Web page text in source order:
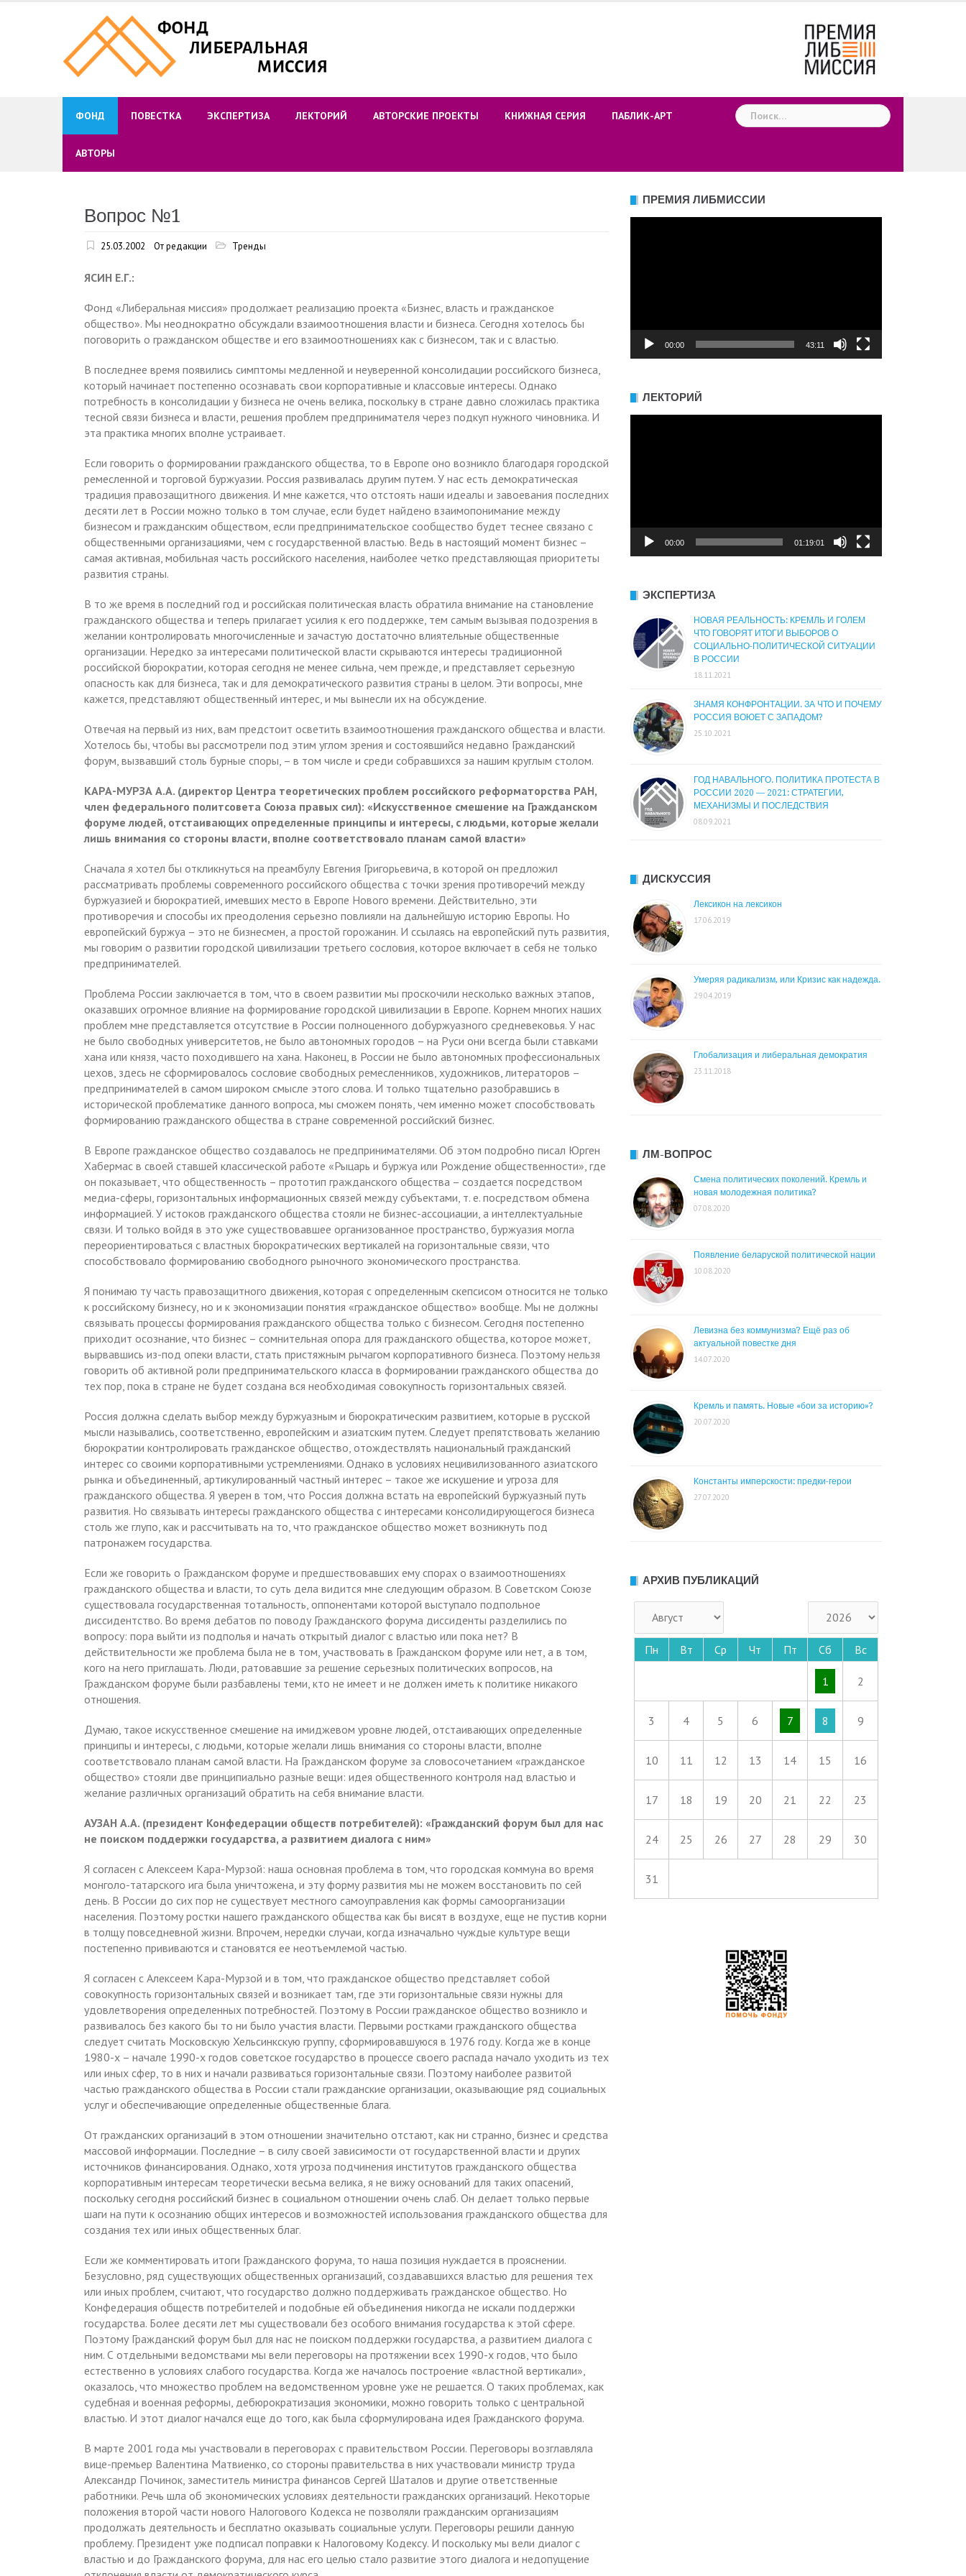
ФОНД ПОВЕСТКА ЭКСПЕРТИЗА ЛЕКТОРИЙ АВТОРСКИЕ ПРОЕКТЫ КНИЖНАЯ СЕРИЯ ПАБЛИК-АРТ
АВТОРЫ
Найти:
Вопрос №1
25.03.2002 От редакции Тренды
ЯСИН Е.Г.:
Фонд «Либеральная миссия» продолжает реализацию проекта «Бизнес, власть и гражданское
общество». Мы неоднократно обсуждали взаимоотношения власти и бизнеса. Сегодня хотелось бы
поговорить о гражданском обществе и его взаимоотношениях как с бизнесом, так и с властью.
В последнее время появились симптомы медленной и неуверенной консолидации российского бизнеса,
который начинает постепенно осознавать свои корпоративные и классовые интересы. Однако
потребность в консолидации у бизнеса не очень велика, поскольку в стране давно сложилась практика
тесной связи бизнеса и власти, решения проблем предпринимателя через подкуп нужного чиновника. И
эта практика многих вполне устраивает.
Если говорить о формировании гражданского общества, то в Европе оно возникло благодаря городской
ремесленной и торговой буржуазии. Россия развивалась другим путем. У нас есть демократическая
традиция правозащитного движения. И мне кажется, что отстоять наши идеалы и завоевания последних
десяти лет в России можно только в том случае, если будет найдено взаимопонимание между
бизнесом и гражданским обществом, если предпринимательское сообщество будет теснее связано с
общественными организациями, чем с государственной властью. Ведь в настоящий момент бизнес –
самая активная, мобильная часть российского населения, наиболее четко представляющая приоритеты
развития страны.
В то же время в последний год и российская политическая власть обратила внимание на становление
гражданского общества и теперь прилагает усилия к его поддержке, тем самым вызывая подозрения в
желании контролировать многочисленные и зачастую достаточно влиятельные общественные
организации. Нередко за интересами политической власти скрываются интересы традиционной
российской бюрократии, которая сегодня не менее сильна, чем прежде, и представляет серьезную
опасность как для бизнеса, так и для демократического развития страны в целом. Эти вопросы, мне
кажется, представляют общественный интерес, и мы вынесли их на обсуждение.
Отвечая на первый из них, вам предстоит осветить взаимоотношения гражданского общества и власти.
Хотелось бы, чтобы вы рассмотрели под этим углом зрения и состоявшийся недавно Гражданский
форум, вызвавший столь бурные споры, – в том числе и среди собравшихся за нашим круглым столом.
КАРА-МУРЗА А.А. (директор Центра теоретических проблем российского реформаторства РАН,
член федерального политсовета Союза правых сил): «Искусственное смешение на Гражданском
форуме людей, отстаивающих определенные принципы и интересы, с людьми, которые желали
лишь внимания со стороны власти, вполне соответствовало планам самой власти»
Сначала я хотел бы откликнуться на преамбулу Евгения Григорьевича, в которой он предложил
рассматривать проблемы современного российского общества с точки зрения противоречий между
буржуазией и бюрократией, имевших место в Европе Нового времени. Действительно, эти
противоречия и способы их преодоления серьезно повлияли на дальнейшую историю Европы. Но
европейский буржуа – это не бизнесмен, а простой горожанин. И ссылаясь на европейский путь развития,
мы говорим о развитии городской цивилизации третьего сословия, которое включает в себя не только
предпринимателей.
Проблема России заключается в том, что в своем развитии мы проскочили несколько важных этапов,
оказавших огромное влияние на формирование городской цивилизации в Европе. Корнем многих наших
проблем мне представляется отсутствие в России полноценного добуржуазного средневековья. У нас
не было свободных университетов, не было автономных городов – на Руси они всегда были ставками
хана или князя, часто походившего на хана. Наконец, в России не было автономных профессиональных
цехов, здесь не сформировалось сословие свободных ремесленников, художников, литераторов –
предпринимателей в самом широком смысле этого слова. И только тщательно разобравшись в
исторической проблематике данного вопроса, мы сможем понять, чем именно может способствовать
формированию гражданского общества в стране современной российский бизнес.
В Европе гражданское общество создавалось не предпринимателями. Об этом подробно писал Юрген
Хабермас в своей ставшей классической работе «Рыцарь и буржуа или Рождение общественности», где
он показывает, что общественность – прототип гражданского общества – создается посредством
медиа-сферы, горизонтальных информационных связей между субъектами, т. е. посредством обмена
информацией. У истоков гражданского общества стояли не бизнес-ассоциации, а интеллектуальные
связи. И только войдя в это уже существовавшее организованное пространство, буржуазия могла
переориентироваться с властных бюрократических вертикалей на горизонтальные связи, что
способствовало формированию свободного рыночного экономического пространства.
Я понимаю ту часть правозащитного движения, которая с определенным скепсисом относится не только
к российскому бизнесу, но и к экономизации понятия «гражданское общество» вообще. Мы не должны
связывать процессы формирования гражданского общества только с бизнесом. Сегодня постепенно
приходит осознание, что бизнес – сомнительная опора для гражданского общества, которое может,
вырвавшись из-под опеки власти, стать пристяжным рычагом корпоративного бизнеса. Поэтому нельзя
говорить об активной роли предпринимательского класса в формировании гражданского общества до
тех пор, пока в стране не будет создана вся необходимая совокупность горизонтальных связей.
Россия должна сделать выбор между буржуазным и бюрократическим развитием, которые в русской
мысли назывались, соответственно, европейским и азиатским путем. Следует препятствовать желанию
бюрократии контролировать гражданское общество, отождествлять национальный гражданский
интерес со своими корпоративными устремлениями. Однако в условиях нецивилизованного азиатского
рынка и объединенный, артикулированный частный интерес – такое же искушение и угроза для
гражданского общества. Я уверен в том, что Россия должна встать на европейский буржуазный путь
развития. Но связывать интересы гражданского общества с интересами консолидирующегося бизнеса
столь же глупо, как и рассчитывать на то, что гражданское общество может возникнуть под
патронажем государства.
Если же говорить о Гражданском форуме и предшествовавших ему спорах о взаимоотношениях
гражданского общества и власти, то суть дела видится мне следующим образом. В Советском Союзе
существовала государственная тотальность, оппонентами которой выступало подпольное
диссидентство. Во время дебатов по поводу Гражданского форума диссиденты разделились по
вопросу: пора выйти из подполья и начать открытый диалог с властью или пока нет? В
действительности же проблема была не в том, участвовать в Гражданском форуме или нет, а в том,
кого на него приглашать. Люди, ратовавшие за решение серьезных политических вопросов, на
Гражданском форуме были разбавлены теми, кто не имеет и не должен иметь к политике никакого
отношения.
Думаю, такое искусственное смешение на имиджевом уровне людей, отстаивающих определенные
принципы и интересы, с людьми, которые желали лишь внимания со стороны власти, вполне
соответствовало планам самой власти. На Гражданском форуме за словосочетанием «гражданское
общество» стояли две принципиально разные вещи: идея общественного контроля над властью и
желание различных организаций обратить на себя внимание власти.
АУЗАН А.А. (президент Конфедерации обществ потребителей): «Гражданский форум был для нас
не поиском поддержки государства, а развитием диалога с ним»
Я согласен с Алексеем Кара-Мурзой: наша основная проблема в том, что городская коммуна во время
монголо-татарского ига была уничтожена, и эту форму развития мы не можем восстановить по сей
день. В России до сих пор не существует местного самоуправления как формы самоорганизации
населения. Поэтому ростки нашего гражданского общества как бы висят в воздухе, еще не пустив корни
в толщу повседневной жизни. Впрочем, нередки случаи, когда изначально чуждые культуре вещи
постепенно прививаются и становятся ее неотъемлемой частью.
Я согласен с Алексеем Кара-Мурзой и в том, что гражданское общество представляет собой
совокупность горизонтальных связей и возникает там, где эти горизонтальные связи нужны для
удовлетворения определенных потребностей. Поэтому в России гражданское общество возникло и
развивалось без какого бы то ни было участия власти. Первыми ростками гражданского общества
следует считать Московскую Хельсинкскую группу, сформировавшуюся в 1976 году. Когда же в конце
1980-х – начале 1990-х годов советское государство в процессе своего распада начало уходить из тех
или иных сфер, то в них и начали развиваться горизонтальные связи. Поэтому наиболее развитой
частью гражданского общества в России стали гражданские организации, оказывающие ряд социальных
услуг и обеспечивающие определенные общественные блага.
От гражданских организаций в этом отношении значительно отстают, как ни странно, бизнес и средства
массовой информации. Последние – в силу своей зависимости от государственной власти и других
источников финансирования. Однако, хотя угроза подчинения институтов гражданского общества
корпоративным интересам теоретически весьма велика, я не вижу оснований для таких опасений,
поскольку сегодня российский бизнес в социальном отношении очень слаб. Он делает только первые
шаги на пути к осознанию общих интересов и возможностей использования гражданского общества для
создания тех или иных общественных благ.
Если же комментировать итоги Гражданского форума, то наша позиция нуждается в прояснении.
Безусловно, ряд существующих общественных организаций, создававшихся властью для решения тех
или иных проблем, считают, что государство должно поддерживать гражданское общество. Но
Конфедерация обществ потребителей и подобные ей объединения никогда не искали поддержки
государства. Более десяти лет мы существовали без особого внимания государства к этой сфере.
Поэтому Гражданский форум был для нас не поиском поддержки государства, а развитием диалога с
ним. С отдельными ведомствами мы вели переговоры на протяжении всех 1990-х годов, что было
естественно в условиях слабого государства. Когда же началось построение «властной вертикали»,
оказалось, что множество проблем на ведомственном уровне уже не решается. О таких проблемах, как
судебная и военная реформы, дебюрократизация экономики, можно говорить только с центральной
властью. И этот диалог начался еще до того, как была сформулирована идея Гражданского форума.
В марте 2001 года мы участвовали в переговорах с правительством России. Переговоры возглавляла
вице-премьер Валентина Матвиенко, со стороны правительства в них участвовали министр труда
Александр Починок, заместитель министра финансов Сергей Шаталов и другие ответственные
работники. Речь шла об экономических условиях деятельности гражданских организаций. Некоторые
положения второй части нового Налогового Кодекса не позволяли гражданским организациям
продолжать деятельность и бесплатно оказывать социальные услуги. Переговоры решили данную
проблему. Президент уже подписал поправки к Налоговому Кодексу. И поскольку мы вели диалог с
властью и до Гражданского форума, для нас его целью стало развитие этого диалога и недопущение
ПРЕМИЯ ЛИБМИССИИ
00:00 43:11
ЛЕКТОРИЙ
00:00 01:19:01
ЭКСПЕРТИЗА
НОВАЯ РЕАЛЬНОСТЬ: КРЕМЛЬ И ГОЛЕМ
ЧТО ГОВОРЯТ ИТОГИ ВЫБОРОВ О
СОЦИАЛЬНО-ПОЛИТИЧЕСКОЙ СИТУАЦИИ
В РОССИИ
18.11.2021
ЗНАМЯ КОНФРОНТАЦИИ. ЗА ЧТО И ПОЧЕМУ
РОССИЯ ВОЮЕТ С ЗАПАДОМ?
25.10.2021
ГОД НАВАЛЬНОГО. ПОЛИТИКА ПРОТЕСТА В
РОССИИ 2020 — 2021: СТРАТЕГИИ,
МЕХАНИЗМЫ И ПОСЛЕДСТВИЯ
08.09.2021
ДИСКУССИЯ
Лексикон на лексикон
17.06.2019
Умеряя радикализм, или Кризис как надежда.
29.04.2019
Глобализация и либеральная демократия
23.11.2018
ЛМ-ВОПРОС
Смена политических поколений. Кремль и
новая молодежная политика?
07.08.2020
Появление беларуской политической нации
10.08.2020
Левизна без коммунизма? Ещё раз об
актуальной повестке дня
14.07.2020
Кремль и память. Новые «бои за историю»?
20.07.2020
Константы имперскости: предки-герои
27.07.2020
АРХИВ ПУБЛИКАЦИЙ
Пн Вт Ср Чт Пт Сб Вс
1 2
3 4 5 6 7 8 9
10 11 12 13 14 15 16
17 18 19 20 21 22 23
24 25 26 27 28 29 30
31